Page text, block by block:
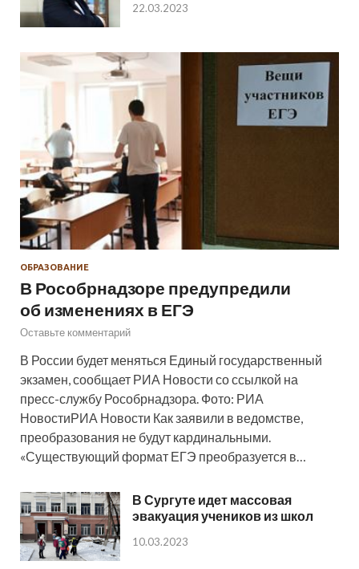
22.03.2023
ОБРАЗОВАНИЕ
В Рособрнадзоре предупредили
об изменениях в ЕГЭ
Оставьте комментарий
В России будет меняться Единый государственный
экзамен, сообщает РИА Новости со ссылкой на
пресс-службу Рособрнадзора. Фото: РИА
НовостиРИА Новости Как заявили в ведомстве,
преобразования не будут кардинальными.
«Существующий формат ЕГЭ преобразуется в…
В Сургуте идет массовая
эвакуация учеников из школ
10.03.2023